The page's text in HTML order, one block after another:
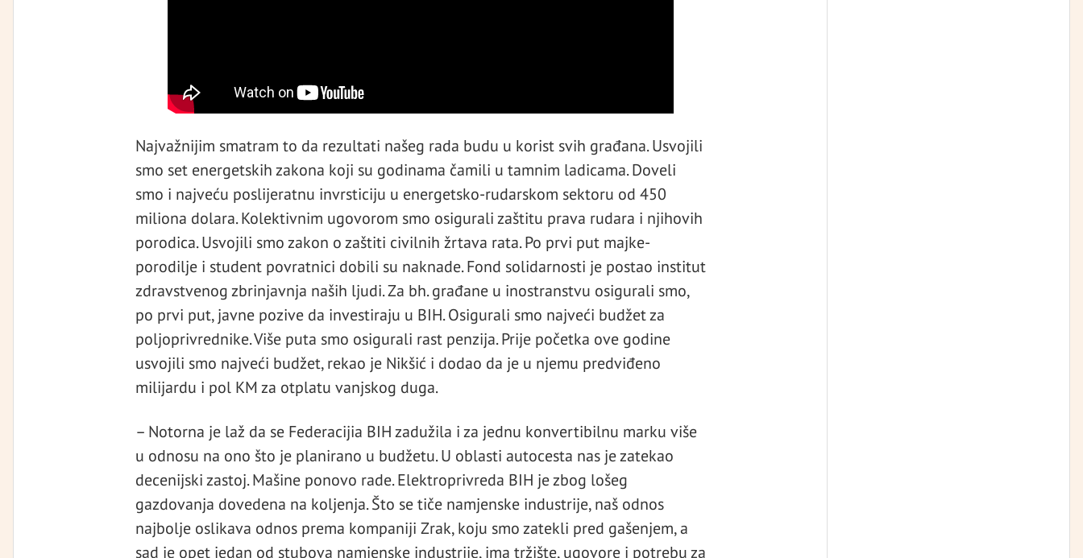
Najvažnijim smatram to da rezultati našeg rada budu u korist svih građana. Usvojili
smo set energetskih zakona koji su godinama čamili u tamnim ladicama. Doveli
smo i najveću poslijeratnu invrsticiju u energetsko-rudarskom sektoru od 450
miliona dolara. Kolektivnim ugovorom smo osigurali zaštitu prava rudara i njihovih
porodica. Usvojili smo zakon o zaštiti civilnih žrtava rata. Po prvi put majke-
porodilje i student povratnici dobili su naknade. Fond solidarnosti je postao institut
zdravstvenog zbrinjavnja naših ljudi. Za bh. građane u inostranstvu osigurali smo,
po prvi put, javne pozive da investiraju u BIH. Osigurali smo najveći budžet za
poljoprivrednike. Više puta smo osigurali rast penzija. Prije početka ove godine
usvojili smo najveći budžet, rekao je Nikšić i dodao da je u njemu predviđeno
milijardu i pol KM za otplatu vanjskog duga.
– Notorna je laž da se Federacijia BIH zadužila i za jednu konvertibilnu marku više
u odnosu na ono što je planirano u budžetu. U oblasti autocesta nas je zatekao
decenijski zastoj. Mašine ponovo rade. Elektroprivreda BIH je zbog lošeg
gazdovanja dovedena na koljenja. Što se tiče namjenske industrije, naš odnos
najbolje oslikava odnos prema kompaniji Zrak, koju smo zatekli pred gašenjem, a
sad je opet jedan od stubova namjenske industrije, ima tržište, ugovore i potrebu za